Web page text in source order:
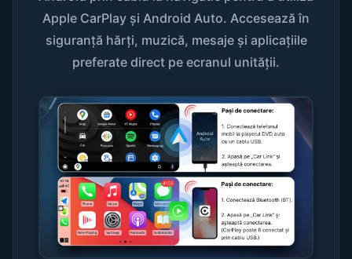
Apple CarPlay și Android Auto. Accesează în
siguranță hărți, muzică, mesaje și aplicațiile
preferate direct pe ecranul unității.